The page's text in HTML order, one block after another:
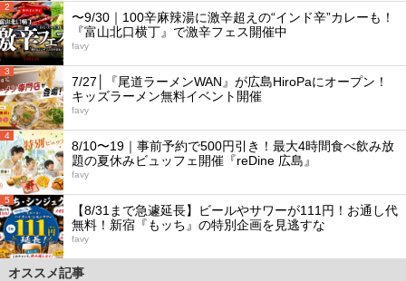
2
〜9/30｜100辛麻辣湯に激辛超えの“インド辛”カレーも！
『富山北口横丁』で激辛フェス開催中
favy
3
7/27│『尾道ラーメンWAN』が広島HiroPaにオープン！
キッズラーメン無料イベント開催
favy
4
8/10〜19｜事前予約で500円引き！最大4時間食べ飲み放
題の夏休みビュッフェ開催『reDine 広島』
favy
5
【8/31まで急遽延長】ビールやサワーが111円！お通し代
無料！新宿『もッち』の特別企画を見逃すな
favy
オススメ記事